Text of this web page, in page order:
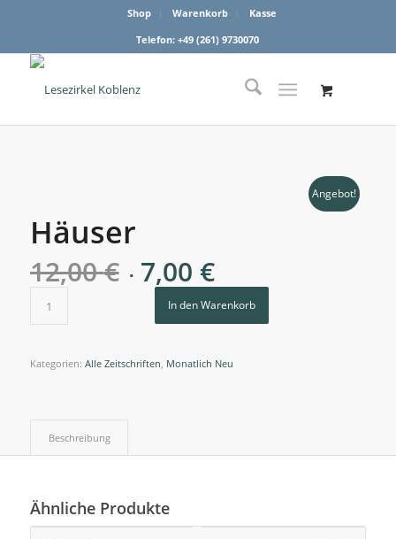
Shop Warenkorb
Kasse
Telefon: +49 (261) 9730070
Angebot!
Häuser
12,00€ Ursprünglicher
Preis
war:
12,00 €
7,00 €Aktueller
Preis
ist:
7,00 €.
In den Warenkorb
Kategorien: Alle Zeitschriften, Monatlich Neu
Beschreibung
Ähnliche Produkte